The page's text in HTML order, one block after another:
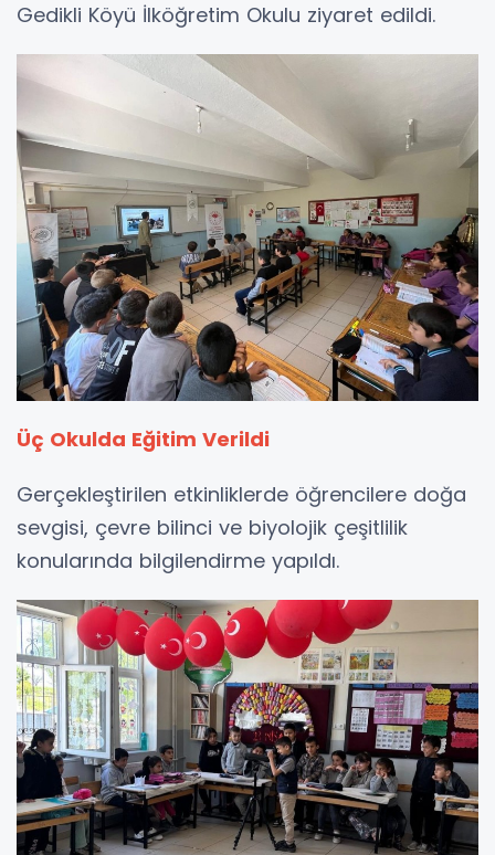
Gedikli Köyü İlköğretim Okulu ziyaret edildi.
Üç Okulda Eğitim Verildi
Gerçekleştirilen etkinliklerde öğrencilere doğa
sevgisi, çevre bilinci ve biyolojik çeşitlilik
konularında bilgilendirme yapıldı.